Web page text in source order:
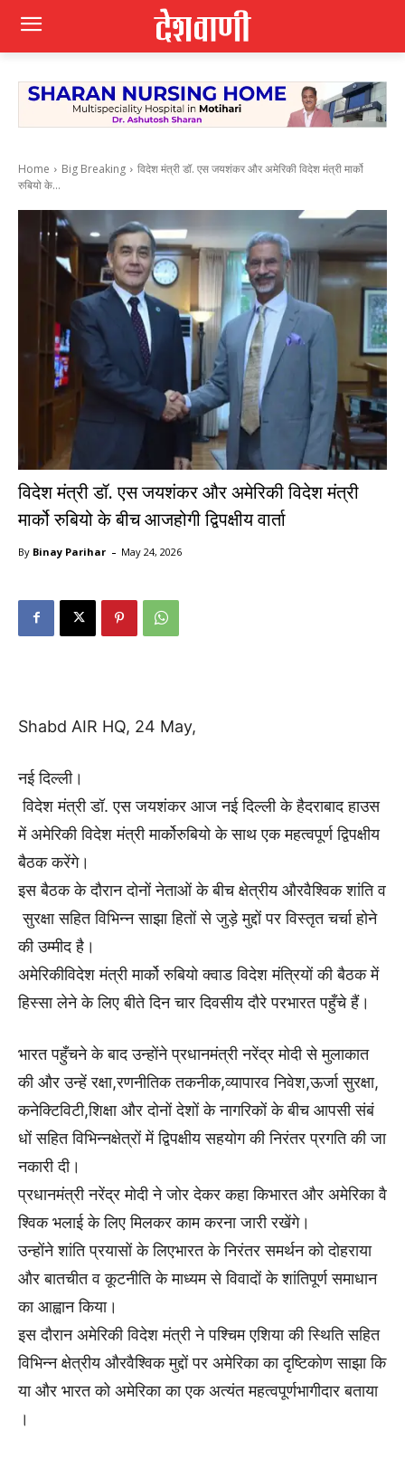
Home Big Breaking
विदेश मंत्री डॉ. एस जयशंकर और अमेरिकी विदेश मंत्री मार्को
रुबियो के...
विदेश मंत्री डॉ. एस जयशंकर और अमेरिकी विदेश मंत्री
मार्को रुबियो के बीच आजहोगी द्विपक्षीय वार्ता
By Binay Parihar - May 24, 2026
Shabd AIR HQ, 24 May,
नई दिल्ली।
विदेश मंत्री डॉ.एस जयशंकर आज नई दिल्ली के हैदराबाद हाउस
में अमेरिकी विदेश मंत्री मार्कोरुबियो के साथ एक महत्वपूर्ण द्विपक्षीय
बैठक करेंगे।
इस बैठक के दौरान दोनों नेताओं के बीच क्षेत्रीय औरवैश्विक शांति व
सुरक्षा सहित विभिन्न साझा हितों से जुड़े मुद्दों पर विस्तृत चर्चा होने
की उम्मीद है।
अमेरिकीविदेश मंत्री मार्को रुबियो क्वाड विदेश मंत्रियों की बैठक में
हिस्सा लेने के लिए बीते दिन चार दिवसीय दौरे परभारत पहुँचे हैं।
भारत पहुँचने के बाद उन्होंने प्रधानमंत्री नरेंद्र मोदी से मुलाकात
की और उन्हें रक्षा,रणनीतिक तकनीक,व्यापारव निवेश,ऊर्जा सुरक्षा,
कनेक्टिविटी,शिक्षा और दोनों देशों के नागरिकों के बीच आपसी संबं
धों सहित विभिन्नक्षेत्रों में द्विपक्षीय सहयोग की निरंतर प्रगति की जा
नकारी दी।
प्रधानमंत्री नरेंद्र मोदी ने जोर देकर कहा किभारत और अमेरिका वै
श्विक भलाई के लिए मिलकर काम करना जारी रखेंगे।
उन्होंने शांति प्रयासों के लिएभारत के निरंतर समर्थन को दोहराया
और बातचीत व कूटनीति के माध्यम से विवादों के शांतिपूर्ण समाधान
का आह्वान किया।
इस दौरान अमेरिकी विदेश मंत्री ने पश्चिम एशिया की स्थिति सहित
विभिन्न क्षेत्रीय औरवैश्विक मुद्दों पर अमेरिका का दृष्टिकोण साझा कि
या और भारत को अमेरिका का एक अत्यंत महत्वपूर्णभागीदार बताया
।